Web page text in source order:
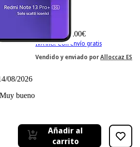
223,00€
IVA incl. Con envío gratis
Vendido y enviado porAlloccaz ES
bueno
08/2026
Añadir al
carrito